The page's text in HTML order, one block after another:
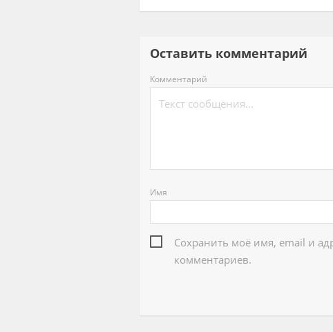
Оставить комментарий
Комментарий
Имя
Сохранить моё имя, email и
комментариев.